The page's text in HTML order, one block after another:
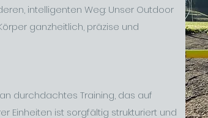
intelligenten Weg: Unser Outdoor
ganzheitlich, präzise und
durchdachtes Training, das auf
Einheiten ist sorgfältig strukturiert und